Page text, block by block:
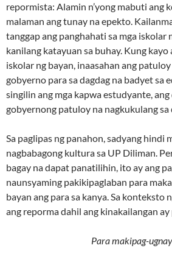
repormista: Alamin n’yong mabuti ang
malaman ang tunay na epekto.
tanggap ang panghahati sa mga iskolar
kanilang katayuan sa buhay. Kung kayo
iskolar ng bayan, inaasahan ang
gobyerno para sa dagdag na badyet sa
singilin ang mga kapwa estudyante,
gobyernong patuloy na nagkukulang
Sa paglipas ng panahon, sadyang hindi
nagbabagong kultura sa UP Diliman.
bagay na dapat panatilihin, ito ay ang
naunsyaming pakikipaglaban para
bayan ang para sa kanya. Sa konteksto
ang reporma dahil ang kinakailangan ay
Para makipag-